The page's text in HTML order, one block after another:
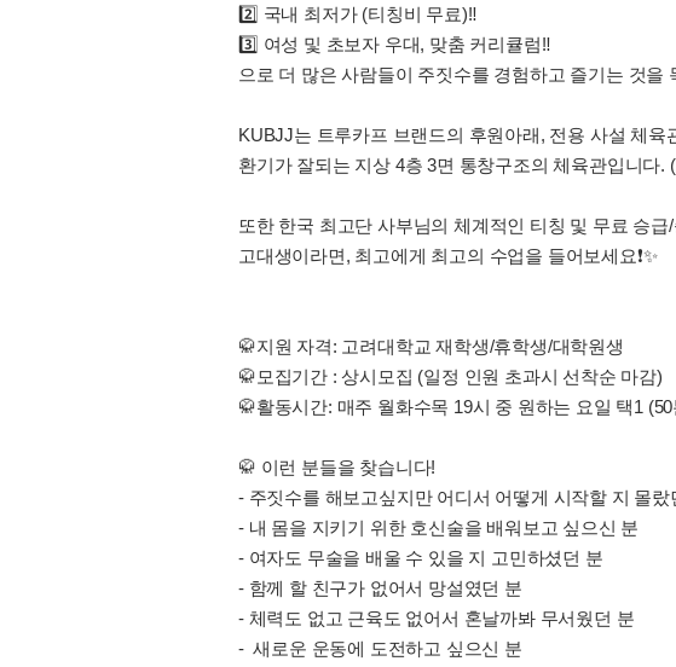
2️⃣ 국내 최저가 (티칭비 무료)‼️
3️⃣ 여성 및 초보자 우대, 맞춤 커리큘럼‼️
으로 더 많은 사람들이 주짓수를 경험하고 즐기는 것을
KUBJJ는 트루카프 브랜드의 후원아래, 전용 사설 체
환기가 잘되는 지상 4층 3면 통창구조의 체육관입니다
또한 한국 최고단 사부님의 체계적인 티칭 및 무료 승
고대생이라면, 최고에게 최고의 수업을 들어보세요❗️✨️
🥋지원 자격: 고려대학교 재학생/휴학생/대학원생
🥋모집기간 : 상시모집 (일정 인원 초과시 선착순 마감)
🥋활동시간: 매주 월화수목 19시 중 원하는 요일 택1 (50
🥋 이런 분들을 찾습니다!
- 주짓수를 해보고싶지만 어디서 어떻게 시작할 지 몰랐
- 내 몸을 지키기 위한 호신술을 배워보고 싶으신 분
- 여자도 무술을 배울 수 있을 지 고민하셨던 분
- 함께 할 친구가 없어서 망설였던 분
- 체력도 없고 근육도 없어서 혼날까봐 무서웠던 분
- 새로운 운동에 도전하고 싶으신 분